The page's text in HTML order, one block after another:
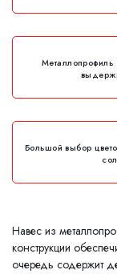
Большой выбор
Навес из
конструкции
очередь содержит